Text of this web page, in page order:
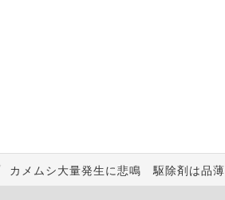
カメムシ大量発生に悲鳴 駆除剤は品薄